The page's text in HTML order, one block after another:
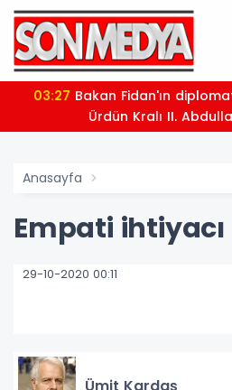
03:27
Ürdün Kralı II.
Anasayfa
Empati ihtiyacı
29-10-2020 00:11
Ümit Kardaş